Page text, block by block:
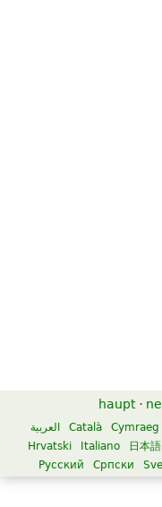
haupt ·
العربية Català Cymraeg
Hrvatski
Italiano 日本語
Русский
Српски